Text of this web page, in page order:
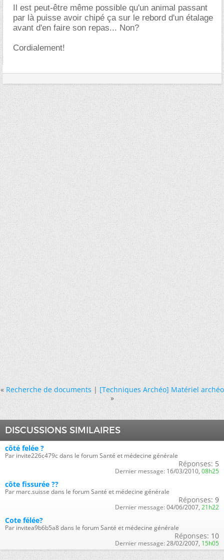
Il est peut-être même possible qu'un animal passant
par là puisse avoir chipé ça sur le rebord d'un étalage
avant d'en faire son repas... Non?
Cordialement!
« Recherche de documents|[Techniques Archéo] Matériel archéo
»
DISCUSSIONS SIMILAIRES
côté felée ?
Par invite226c479c dans le forum Santé et médecine générale
Réponses: 5
Dernier message: 16/03/2010, 08h25
côte fissurée ??
Par marc.suisse dans le forum Santé et médecine générale
Réponses: 9
Dernier message: 04/06/2007, 21h22
Cote félée?
Par invitea9b6b5a8 dans le forum Santé et médecine générale
Réponses: 10
Dernier message: 28/02/2007, 15h05